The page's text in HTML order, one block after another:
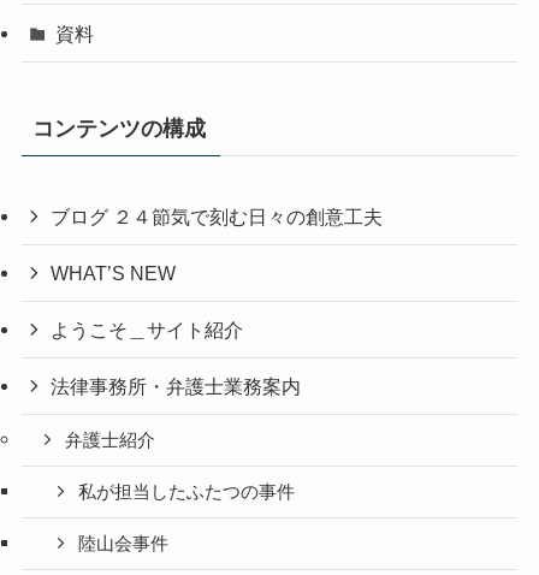
資料
コンテンツの構成
ブログ ２４節気で刻む日々の創意工夫
WHAT’S NEW
ようこそ＿サイト紹介
法律事務所・弁護士業務案内
弁護士紹介
私が担当したふたつの事件
陸山会事件